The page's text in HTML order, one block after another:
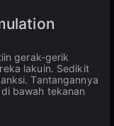
gerak-gerik
lakuin. Sedikit
Tantangannya
bawah tekanan